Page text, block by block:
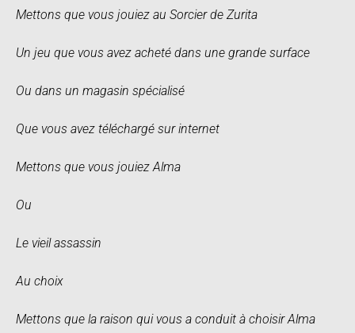
Mettons que vous jouiez au Sorcier de Zurita
Un jeu que vous avez acheté dans une grande surface
Ou dans un magasin spécialisé
Que vous avez téléchargé sur internet
Mettons que vous jouiez Alma
Ou
Le vieil assassin
Au choix
Mettons que la raison qui vous a conduit à choisir Alma